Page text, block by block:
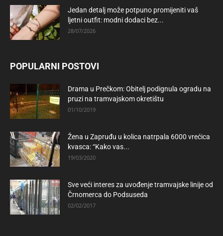
Jedan detalj može potpuno promijeniti vaš
ljetni outfit: modni dodaci bez...
28/07/2026
POPULARNI POSTOVI
Drama u Prečkom: Obitelj podignula ogradu na
pruzi na tramvajskom okretištu
01/10/2019
Žena u Zapruđu u kolica natrpala 6000 vrećica
kvasca: “Kako vas...
19/03/2020
Sve veći interes za uvođenje tramvajske linije od
Črnomerca do Podsuseda
02/02/2017